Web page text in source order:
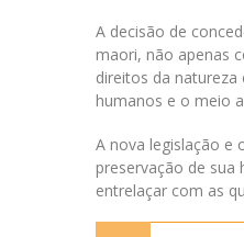
A decisão de
maori, não apenas
direitos da
humanos e o meio
A nova legislação e
preservação de
entrelaçar com as